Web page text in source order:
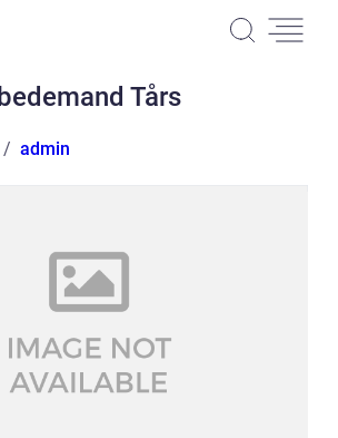
bedemand Tårs
admin